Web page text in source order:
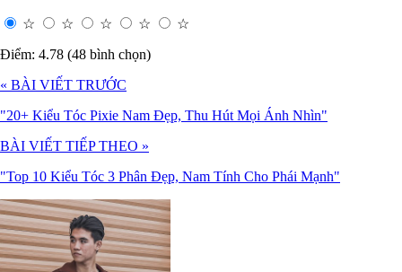
☆ ☆ ☆ ☆
☆
Điểm: 4.78 (48 bình chọn)
« BÀI VIẾT TRƯỚC
"20+ Kiểu Tóc Pixie Nam Đẹp, Thu Hút Mọi Ánh Nhìn"
BÀI VIẾT TIẾP THEO »
"Top 10 Kiểu Tóc 3 Phân Đẹp, Nam Tính Cho Phái Mạnh"